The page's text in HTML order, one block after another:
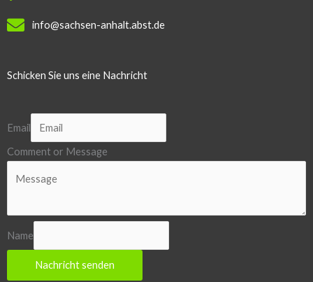
info@sachsen-anhalt.abst.de
Schicken Sie uns eine Nachricht
Email
Comment or Message
Name
Nachricht senden